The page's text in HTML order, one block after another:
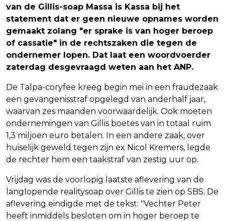
van de Gillis-soap Massa is Kassa bij het
statement dat er geen nieuwe opnames worden
gemaakt zolang "er sprake is van hoger beroep
of cassatie" in de rechtszaken die tegen de
ondernemer lopen. Dat laat een woordvoerder
zaterdag desgevraagd weten aan het ANP.
De Talpa-coryfee kreeg begin mei in een fraudezaak
een gevangenisstraf opgelegd van anderhalf jaar,
waarvan zes maanden voorwaardelijk. Ook moeten
ondernemingen van Gillis boetes van in totaal ruim
1,3 miljoen euro betalen. In een andere zaak, over
huiselijk geweld tegen zijn ex Nicol Kremers, legde
de rechter hem een taakstraf van zestig uur op.
Vrijdag was de voorlopig laatste aflevering van de
langlopende realitysoap over Gillis te zien op SBS. De
aflevering eindigde met de tekst: "Vechter Peter
heeft inmiddels besloten om in hoger beroep te